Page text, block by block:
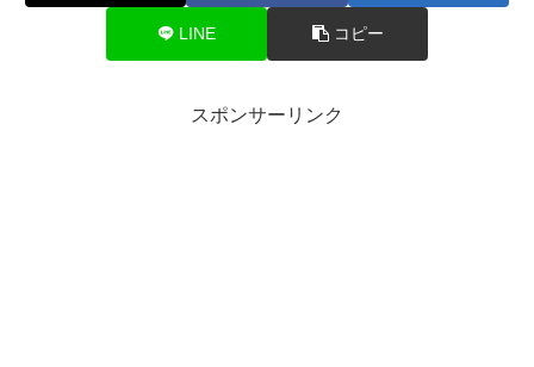
LINE コピー
スポンサーリンク